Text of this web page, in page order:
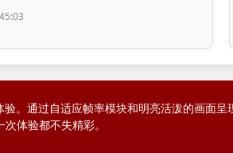
。通过自适应帧率模块和明亮活泼的画面
体验都不失精彩。